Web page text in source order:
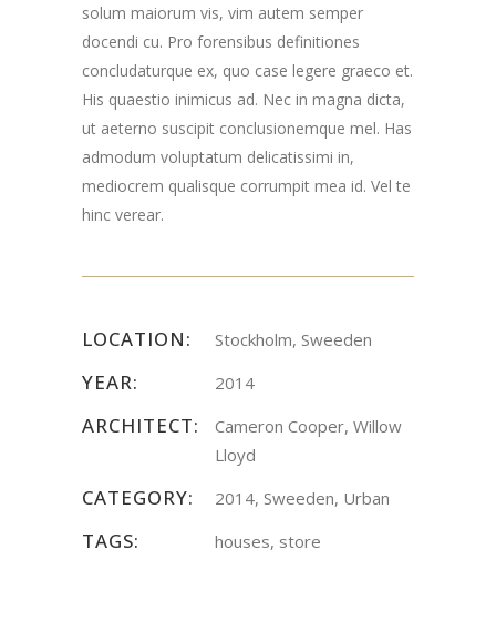
solum maiorum vis, vim autem semper
docendi cu. Pro forensibus definitiones
concludaturque ex, quo case legere graeco et.
His quaestio inimicus ad. Nec in magna dicta,
ut aeterno suscipit conclusionemque mel. Has
admodum voluptatum delicatissimi in,
mediocrem qualisque corrumpit mea id. Vel te
hinc verear.
LOCATION: Stockholm, Sweeden
YEAR: 2014
ARCHITECT:
Cameron Cooper, Willow
Lloyd
CATEGORY: 2014, Sweeden, Urban
TAGS: houses, store